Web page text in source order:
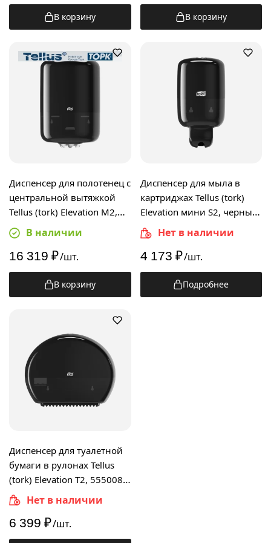
В корзину В корзину
Диспенсер для полотенец с
центральной вытяжкой
Tellus (tork) Elevation M2,
559008, черный
В наличии
16 319 ₽/шт.
В корзину
Диспенсер для мыла в
картриджах Tellus (tork)
Elevation мини S2, черный,
561008Нет в наличии
4 173 ₽/шт.
Подробнее
Диспенсер для туалетной
бумаги в рулонах Tellus
(tork) Elevation T2, 555008,
мини, черный
Нет в наличии
6 399 ₽/шт.